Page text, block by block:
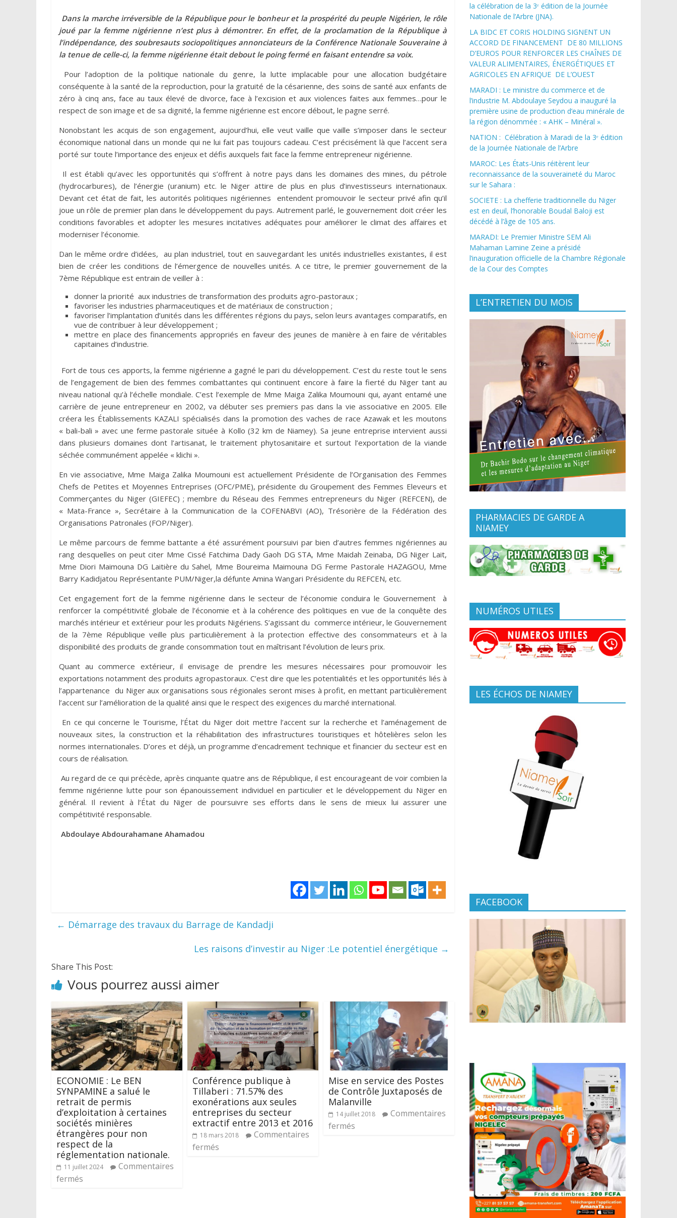
Dans la marche irréversible de la République pour le bonheur et la prospérité du peuple Nigérien, le rôle
joué par la femme nigérienne n’est plus à démontrer. En effet, de la proclamation de la République à
l’indépendance, des soubresauts sociopolitiques annonciateurs de la Conférence Nationale Souveraine à
la tenue de celle-ci, la femme nigérienne était debout le poing fermé en faisant entendre sa voix.
Pour l’adoption de la politique nationale du genre, la lutte implacable pour une allocation budgétaire
conséquente à la santé de la reproduction, pour la gratuité de la césarienne, des soins de santé aux enfants de
zéro à cinq ans, face au taux élevé de divorce, face à l’excision et aux violences faites aux femmes…pour le
respect de son image et de sa dignité, la femme nigérienne est encore débout, le pagne serré.
Nonobstant les acquis de son engagement, aujourd’hui, elle veut vaille que vaille s’imposer dans le secteur
économique national dans un monde qui ne lui fait pas toujours cadeau. C’est précisément là que l’accent sera
porté sur toute l’importance des enjeux et défis auxquels fait face la femme entrepreneur nigérienne.
Il est établi qu’avec les opportunités qui s’offrent à notre pays dans les domaines des mines, du pétrole
(hydrocarbures), de l’énergie (uranium) etc. le Niger attire de plus en plus d’investisseurs internationaux.
Devant cet état de fait, les autorités politiques nigériennes entendent promouvoir le secteur privé afin qu’il
joue un rôle de premier plan dans le développement du pays. Autrement parlé, le gouvernement doit créer les
conditions favorables et adopter les mesures incitatives adéquates pour améliorer le climat des affaires et
moderniser l’économie.
Dan le même ordre d’idées, au plan industriel, tout en sauvegardant les unités industrielles existantes, il est
bien de créer les conditions de l’émergence de nouvelles unités. A ce titre, le premier gouvernement de la
7ème République est entrain de veiller à :
donner la priorité aux industries de transformation des produits agro-pastoraux ;
favoriser les industries pharmaceutiques et de matériaux de construction ;
favoriser l’implantation d’unités dans les différentes régions du pays, selon leurs avantages comparatifs, en
vue de contribuer à leur développement ;
mettre en place des financements appropriés en faveur des jeunes de manière à en faire de véritables
capitaines d’industrie.
Fort de tous ces apports, la femme nigérienne a gagné le pari du développement. C’est du reste tout le sens
de l’engagement de bien des femmes combattantes qui continuent encore à faire la fierté du Niger tant au
niveau national qu’à l’échelle mondiale. C’est l’exemple de Mme Maiga Zalika Moumouni qui, ayant entamé une
carrière de jeune entrepreneur en 2002, va débuter ses premiers pas dans la vie associative en 2005. Elle
créera les Établissements KAZALI spécialisés dans la promotion des vaches de race Azawak et les moutons
« bali-bali » avec une ferme pastorale située à Kollo (32 km de Niamey). Sa jeune entreprise intervient aussi
dans plusieurs domaines dont l’artisanat, le traitement phytosanitaire et surtout l’exportation de la viande
séchée communément appelée « klichi ».
En vie associative, Mme Maiga Zalika Moumouni est actuellement Présidente de l’Organisation des Femmes
Chefs de Petites et Moyennes Entreprises (OFC/PME), présidente du Groupement des Femmes Eleveurs et
Commerçantes du Niger (GIEFEC) ; membre du Réseau des Femmes entrepreneurs du Niger (REFCEN), de
« Mata-France », Secrétaire à la Communication de la COFENABVI (AO), Trésorière de la Fédération des
Organisations Patronales (FOP/Niger).
Le même parcours de femme battante a été assurément poursuivi par bien d’autres femmes nigériennes au
rang desquelles on peut citer Mme Cissé Fatchima Dady Gaoh DG STA, Mme Maidah Zeinaba, DG Niger Lait,
Mme Diori Maimouna DG Laitière du Sahel, Mme Boureima Maimouna DG Ferme Pastorale HAZAGOU, Mme
Barry Kadidjatou Représentante PUM/Niger,la défunte Amina Wangari Présidente du REFCEN, etc.
Cet engagement fort de la femme nigérienne dans le secteur de l’économie conduira le Gouvernement à
renforcer la compétitivité globale de l’économie et à la cohérence des politiques en vue de la conquête des
marchés intérieur et extérieur pour les produits Nigériens. S’agissant du commerce intérieur, le Gouvernement
de la 7ème République veille plus particulièrement à la protection effective des consommateurs et à la
disponibilité des produits de grande consommation tout en maîtrisant l’évolution de leurs prix.
Quant au commerce extérieur, il envisage de prendre les mesures nécessaires pour promouvoir les
exportations notamment des produits agropastoraux. C’est dire que les potentialités et les opportunités liés à
l’appartenance du Niger aux organisations sous régionales seront mises à profit, en mettant particulièrement
l’accent sur l’amélioration de la qualité ainsi que le respect des exigences du marché international.
En ce qui concerne le Tourisme, l’État du Niger doit mettre l’accent sur la recherche et l’aménagement de
nouveaux sites, la construction et la réhabilitation des infrastructures touristiques et hôtelières selon les
normes internationales. D’ores et déjà, un programme d’encadrement technique et financier du secteur est en
cours de réalisation.
Au regard de ce qui précède, après cinquante quatre ans de République, il est encourageant de voir combien la
femme nigérienne lutte pour son épanouissement individuel en particulier et le développement du Niger en
général. Il revient à l’État du Niger de poursuivre ses efforts dans le sens de mieux lui assurer une
compétitivité responsable.
Abdoulaye Abdourahamane Ahamadou
← Démarrage des travaux du Barrage de Kandadji
Les raisons d’investir au Niger :Le potentiel énergétique →
Share This Post:
Vous pourrez aussi aimer
ECONOMIE : Le BEN
SYNPAMINE a salué le
retrait de permis
d’exploitation à certaines
sociétés minières
étrangères pour non
respect de la
réglementation nationale.
11 juillet 2024
Commentaires
fermés
Conférence publique à
Tillaberi : 71.57% des
exonérations aux seules
entreprises du secteur
extractif entre 2013 et 2016
18 mars 2018
Commentaires
fermés
Mise en service des Postes
de Contrôle Juxtaposés de
Malanville
14 juillet 2018
Commentaires
fermés
la célébration de la 3ᵉ édition de la Journée
Nationale de l’Arbre (JNA).
LA BIDC ET CORIS HOLDING SIGNENT UN
ACCORD DE FINANCEMENT DE 80 MILLIONS
D’EUROS POUR RENFORCER LES CHAÎNES DE
VALEUR ALIMENTAIRES, ÉNERGÉTIQUES ET
AGRICOLES EN AFRIQUE DE L’OUEST
MARADI : Le ministre du commerce et de
l’industrie M. Abdoulaye Seydou a inauguré la
première usine de production d’eau minérale de
la région dénommée : « AHK – Minéral ».
NATION : Célébration à Maradi de la 3ᵉ édition
de la Journée Nationale de l’Arbre
MAROC: Les États-Unis réitèrent leur
reconnaissance de la souveraineté du Maroc
sur le Sahara :
SOCIETE : La chefferie traditionnelle du Niger
est en deuil, l’honorable Boudal Baloji est
décédé à l’âge de 105 ans.
MARADI: Le Premier Ministre SEM Ali
Mahaman Lamine Zeine a présidé
l’inauguration officielle de la Chambre Régionale
de la Cour des Comptes
L’ENTRETIEN DU MOIS
PHARMACIES DE GARDE A
NIAMEY
NUMÉROS UTILES
LES ÉCHOS DE NIAMEY
FACEBOOK